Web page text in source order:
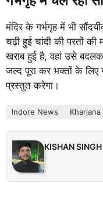
मंदिर के गर्भगृह में भी
चढ़ी हुई चांदी की परतों
खराब हुई है, वहां उसे बदलकर
जल्द पूरा कर भक्तों के
प्रस्तुत करेगा।
Indore News
KISHAN